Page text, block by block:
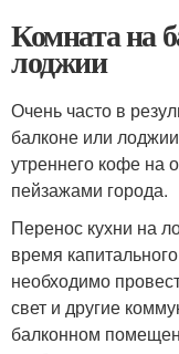
Комната на
лоджии
Очень часто в
балконе или
утреннего кофе на
пейзажами города.
Перенос кухни на
время
необходимо
свет и другие
балконном